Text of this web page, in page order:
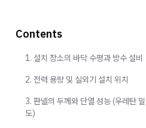
Contents
1. 설치 장소의 바닥 수평과 방수 설비
2. 전력 용량 및 실외기 설치 위치
3. 판넬의 두께와 단열 성능 (우레탄 밀
도)